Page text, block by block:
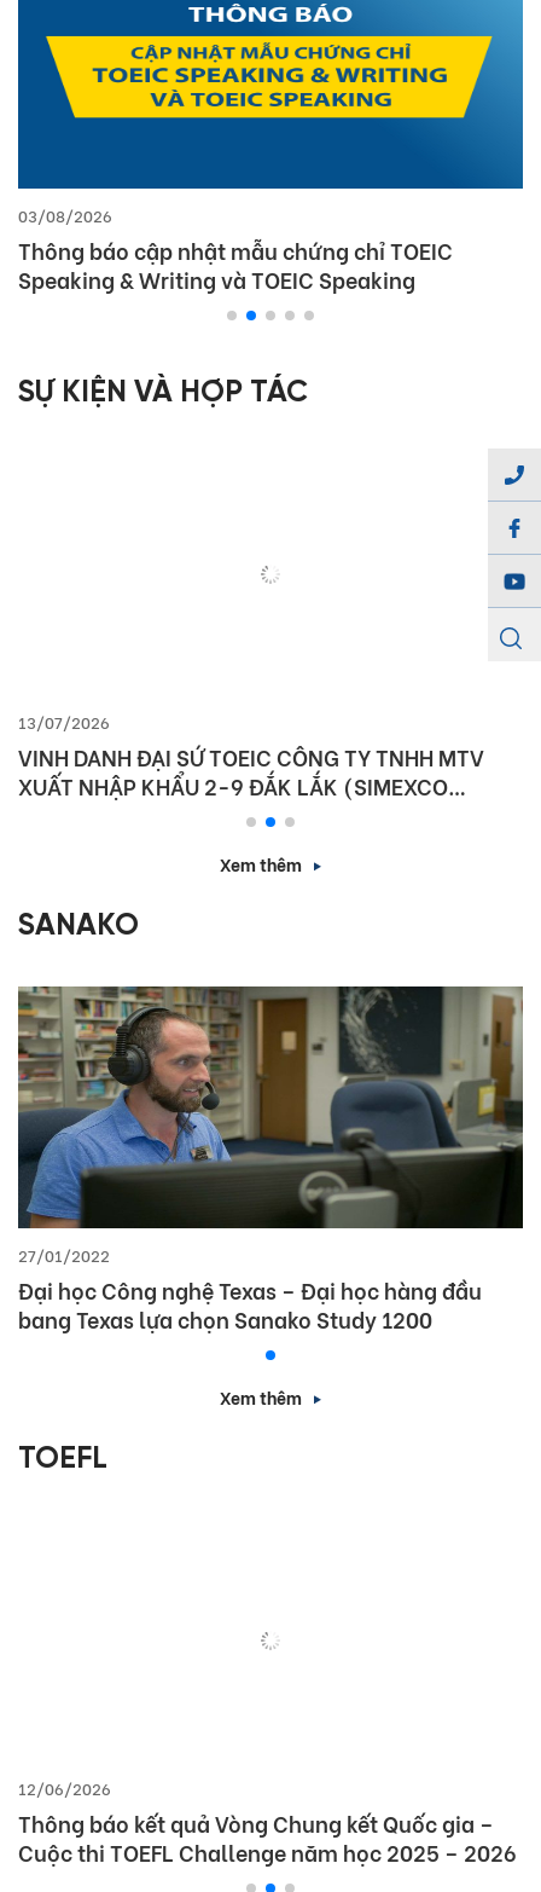
03/08/2026
Thông báo cập nhật mẫu chứng chỉ TOEIC
Speaking & Writing và TOEIC Speaking
SỰ KIỆN VÀ HỢP TÁC
13/07/2026
VINH DANH ĐẠI SỨ TOEIC CÔNG TY TNHH MTV
XUẤT NHẬP KHẨU 2-9 ĐẮK LẮK (SIMEXCO
Xem thêm
SANAKO
27/01/2022
Đại học Công nghệ Texas – Đại học hàng đầu
bang Texas lựa chọn Sanako Study 1200
Xem thêm
TOEFL
12/06/2026
Thông báo kết quả Vòng Chung kết Quốc gia –
Cuộc thi TOEFL Challenge năm học 2025 – 2026